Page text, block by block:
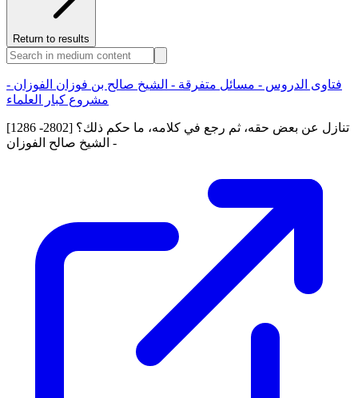
Return to results
فتاوى الدروس - مسائل متفرقة - الشيخ صالح بن فوزان الفوزان -
مشروع كبار العلماء
[1286 -2802] تنازل عن بعض حقه، ثم رجع في كلامه، ما حكم ذلك؟
- الشيخ صالح الفوزان